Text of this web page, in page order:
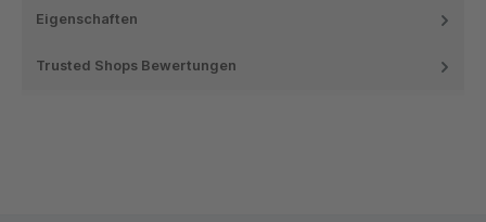
Eigenschaften
Trusted Shops Bewertungen